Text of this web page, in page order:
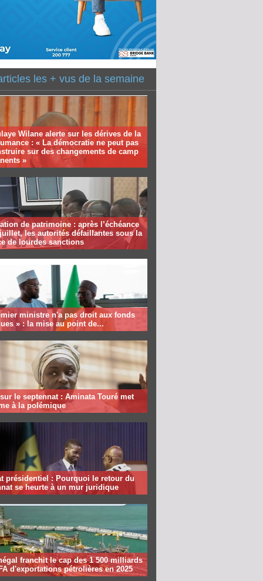
les + vus de la semaine
Wilane alerte sur les dérives de la
: « La démocratie ne peut pas
sur des changements de camp
»
de patrimoine : après l’échéance
les autorités défaillantes sous la
de lourdes sanctions
ministre n'a pas droit aux fonds
» : la mise au point de...
le septennat : Aminata Touré met
à la polémique
présidentiel : Pourquoi le retour du
se heurte à un mur juridique
franchit le cap des 1 500 milliards
d'exportations pétrolières en 2025